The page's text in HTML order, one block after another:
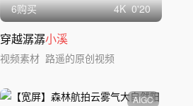
6购买 4K 0'20
穿越潺潺小溪
视频素材 路遥的原创视频
AIGC